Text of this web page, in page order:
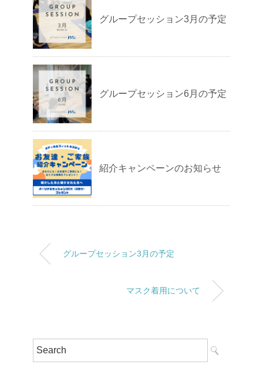
グループセッション3月の予定
グループセッション6月の予定
紹介キャンペーンのお知らせ
グループセッション3月の予定
マスク着用について